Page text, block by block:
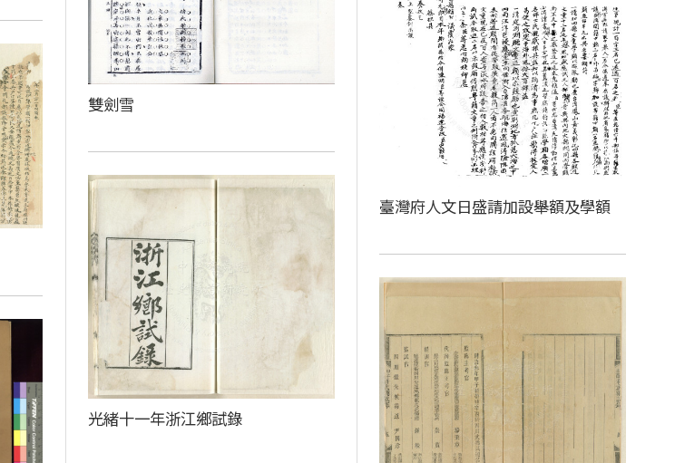
雙劍雪
臺灣府人文日盛請加設舉額及學額
光緒十一年浙江鄉試錄